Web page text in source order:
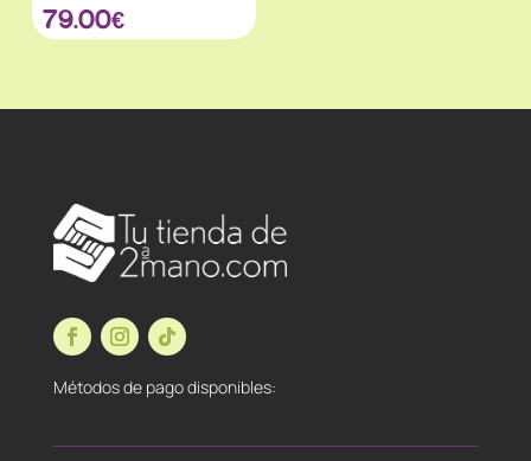
79.00€
Métodos de pago disponibles: